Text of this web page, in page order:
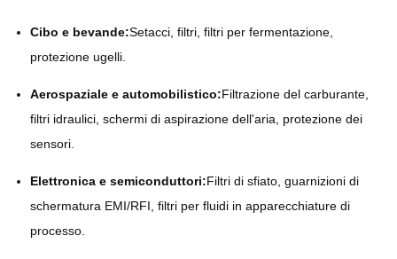
Cibo e bevande:Setacci, filtri, filtri per fermentazione,
protezione ugelli.
Aerospaziale e automobilistico:Filtrazione del carburante,
filtri idraulici, schermi di aspirazione dell'aria, protezione dei
sensori.
Elettronica e semiconduttori:Filtri di sfiato, guarnizioni di
schermatura EMI/RFI, filtri per fluidi in apparecchiature di
processo.